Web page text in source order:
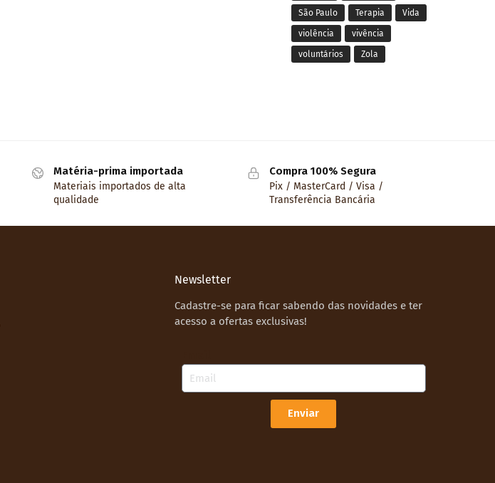
São Paulo Terapia Vida
violência vivência
voluntários Zola
Matéria-prima importada
Materiais importados de alta
qualidade
Compra 100% Segura
Pix / MasterCard / Visa /
Transferência Bancária
Newsletter
Cadastre-se para ficar sabendo das novidades e ter
acesso a ofertas exclusivas!
Enviar